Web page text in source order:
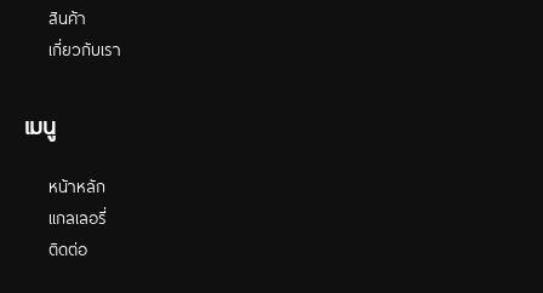
สินค้า
เกี่ยวกับเรา
เมนู
หน้าหลัก
แกลเลอรี่
ติดต่อ